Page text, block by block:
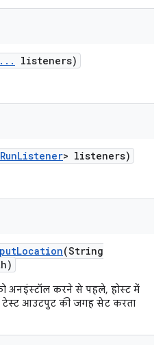
. . . listeners)
RunListener> listeners)
Location(String
अनइंस्टॉल करने से पहले, होस्ट में
टेस्ट आउटपुट की जगह सेट करता